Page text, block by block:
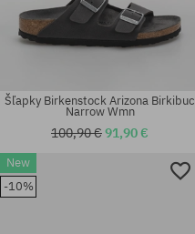
Dostupné veľkosti:
36; 37; 38; 39; 40; 41
Šľapky Birkenstock Arizona Birkibuc
Narrow Wmn
100,90 €91,90 €
New
-10%